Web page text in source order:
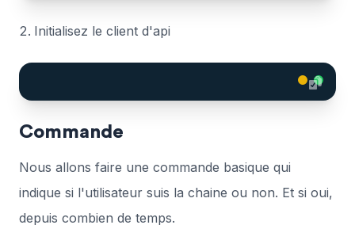
Initialisez le client d'api
Commande
Nous allons faire une commande basique qui
indique si l'utilisateur suis la chaine ou non. Et si oui,
depuis combien de temps.